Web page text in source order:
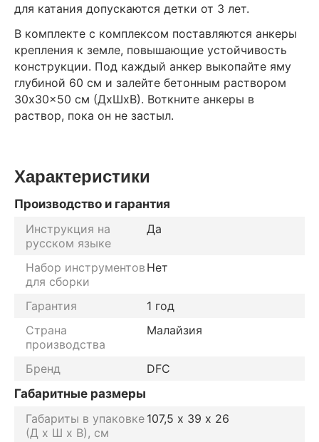
для катания допускаются детки от 3 лет.
В комплекте с комплексом поставляются анкеры
крепления к земле, повышающие устойчивость
конструкции. Под каждый анкер выкопайте яму
глубиной 60 см и залейте бетонным раствором
30x30x50 см (ДxШxВ). Воткните анкеры в
раствор, пока он не застыл.
Характеристики
Производство и гарантия
Инструкция на
русском языке
Да
Набор инструментов
для сборки
Нет
Гарантия
1 год
Страна
производства
Малайзия
Бренд
DFC
Габаритные размеры
Габариты в упаковке
(Д х Ш х В), см
107,5 х 39 х 26